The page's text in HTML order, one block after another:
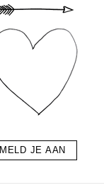
MELD JE AAN